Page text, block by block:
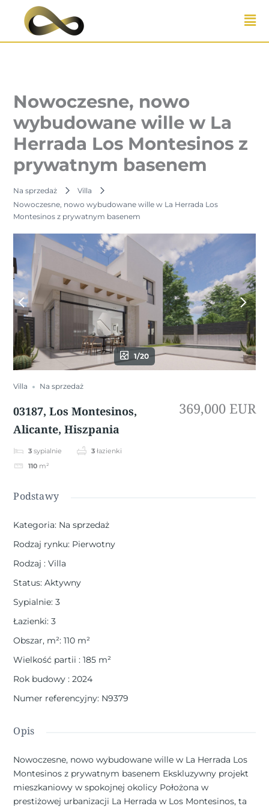
Przejdź
Nowoczesne, nowo
wybudowane wille w La
Herrada Los Montesinos z
prywatnym basenem
Na sprzedaż
Villa
Nowoczesne, nowo wybudowane wille w La Herrada Los
Montesinos z prywatnym basenem
1/20
Villa Na sprzedaż
03187, Los Montesinos,
Alicante, Hiszpania
3 sypialnie 3 łazienki
110 m²
369,000 EUR
Podstawy
Kategoria: Na sprzedaż
Rodzaj rynku: Pierwotny
Rodzaj: Villa
Status: Aktywny
Sypialnie: 3
Łazienki: 3
Obszar, m²: 110 m²
Wielkość partii: 185 m²
Rok budowy: 2024
Numer referencyjny: N9379
Opis
Nowoczesne, nowo wybudowane wille w La Herrada Los
Montesinos z prywatnym basenem Ekskluzywny projekt
mieszkaniowy w spokojnej okolicy Położona w
prestiżowej urbanizacji La Herrada w Los Montesinos, ta